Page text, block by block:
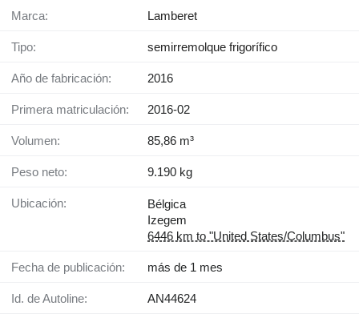
Marca: Lamberet
Tipo: semirremolque frigorífico
Año de fabricación: 2016
Primera matriculación: 2016-02
Volumen: 85,86 m³
Peso neto: 9.190 kg
Ubicación:
Bélgica
Izegem
6446 km to "United States/Columbus"
Fecha de publicación: más de 1 mes
Id. de Autoline: AN44624